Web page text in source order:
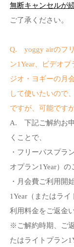
無断キャンセルが
ご了承ください。
Q. yoggy airのフ
ン1Year、ビデオ
ジオ・ヨギーの月
して使いたいので
ですが、可能です
A. 下記ご解約お
くことで、
・フリーパスプラ
オプラン1Year）の
・月会費ご利用開
1Year（またはラ
利用料金をご返金
※ご解約時期、ご
たはライトプラン